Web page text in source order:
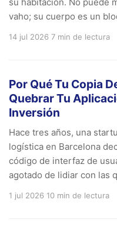
vaho; su cuerpo es un
14 jul 2026 7 min de lectura
Por Qué Tu Copia
Quebrar Tu
Inversión
Hace tres años, una
logística en Barcelona
código de interfaz de
agotado de lidiar con las
1 jul 2026 10 min de lectura